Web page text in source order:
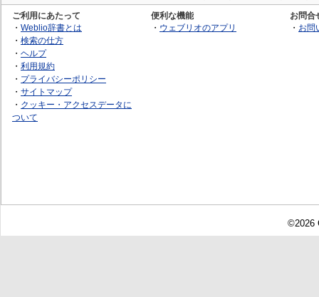
ご利用にあたって
・ Weblio辞書とは
・ 検索の仕方
・ ヘルプ
・ 利用規約
・ プライバシーポリシー
・ サイトマップ
・ クッキー・アクセスデータに
ついて
便利な機能
・ ウェブリオのアプリ
お問合
・ お問
©2026